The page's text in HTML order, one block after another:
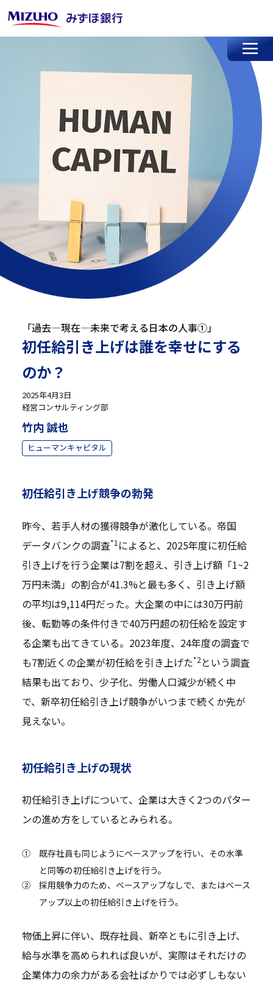
「過去—現在—未来で考える日本の人事①」
初任給引き上げは誰を幸せにする
のか？
2025年4月3日
経営コンサルティング部
竹内 誠也
ヒューマンキャピタル
初任給引き上げ競争の勃発
昨今、若手人材の獲得競争が激化している。帝国
データバンクの調査*1 によると、2025年度に初任給
引き上げを行う企業は7割を超え、引き上げ額「1~2
万円未満」の割合が41.3%と最も多く、引き上げ額
の平均は9,114円だった。大企業の中には30万円前
後、転勤等の条件付きで40万円超の初任給を設定す
る企業も出てきている。2023年度、24年度の調査で
も7割近くの企業が初任給を引き上げた*2という調査
結果も出ており、少子化、労働人口減少が続く中
で、新卒初任給引き上げ競争がいつまで続くか先が
見えない。
初任給引き上げの現状
初任給引き上げについて、企業は大きく2つのパター
ンの進め方をしているとみられる。
①
既存社員も同じようにベースアップを行い、その水準
と同等の初任給引き上げを行う。
②
採用競争力のため、ベースアップなしで、またはベース
アップ以上の初任給引き上げを行う。
物価上昇に伴い、既存社員、新卒ともに引き上げ、
給与水準を高められれば良いが、実際はそれだけの
企業体力の余力がある会社ばかりでは必ずしもない